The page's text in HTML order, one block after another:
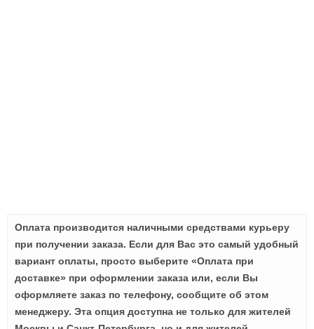
Оплата производится наличными средствами курьеру
при получении заказа. Если для Вас это самый удобный
вариант оплаты, просто выберите «Оплата при
доставке» при оформлении заказа или, если Вы
оформляете заказ по телефону, сообщите об этом
менеджеру. Эта опция доступна не только для жителей